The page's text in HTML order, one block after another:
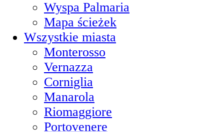
Wyspa Palmaria
Mapa ścieżek
Wszystkie miasta
Monterosso
Vernazza
Corniglia
Manarola
Riomaggiore
Portovenere